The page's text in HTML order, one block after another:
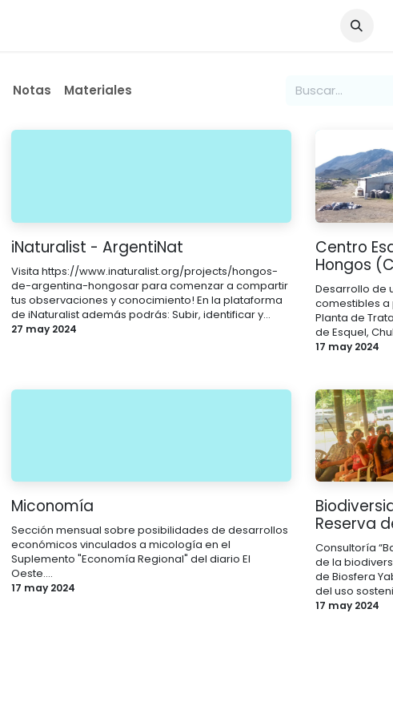
Notas Materiales
iNaturalist - ArgentiNat
Visita https://www.inaturalist.org/projects/hongos-
de-argentina-hongosar para comenzar a compartir
tus observaciones y conocimiento! En la plataforma
de iNaturalist además podrás: Subir, identificar y...
27 may 2024
Centro
Hongos
Desarrollo de
comestibles a
Planta de
de Esquel,
17 may 2024
Miconomía
Sección mensual sobre posibilidades de desarrollos
económicos vinculados a micología en el
Suplemento "Economía Regional" del diario El
Oeste....
17 may 2024
Reserva
Consultoría
de la
de Biosfera
del uso
17 may 2024